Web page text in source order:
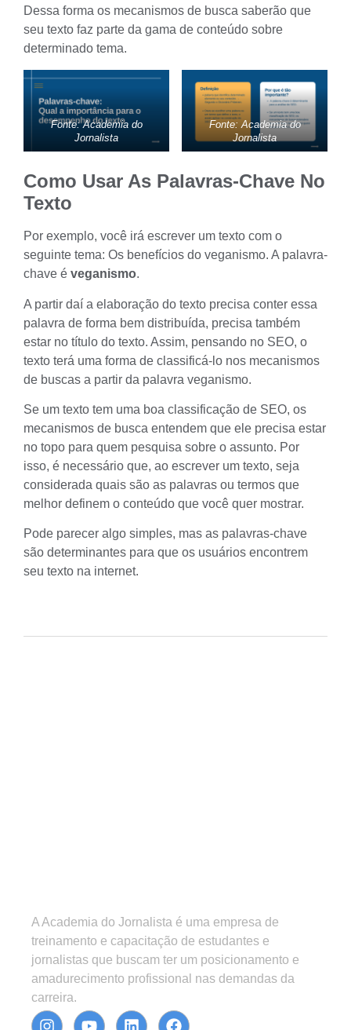
Dessa forma os mecanismos de busca saberão que
seu texto faz parte da gama de conteúdo sobre
determinado tema.
Fonte: Academia do
Jornalista
Fonte: Academia do
Jornalista
Como Usar As Palavras-Chave No
Texto
Por exemplo, você irá escrever um texto com o
seguinte tema: Os benefícios do veganismo. A palavra-
chave é veganismo.
A partir daí a elaboração do texto precisa conter essa
palavra de forma bem distribuída, precisa também
estar no título do texto. Assim, pensando no SEO, o
texto terá uma forma de classificá-lo nos mecanismos
de buscas a partir da palavra veganismo.
Se um texto tem uma boa classificação de SEO, os
mecanismos de busca entendem que ele precisa estar
no topo para quem pesquisa sobre o assunto. Por
isso, é necessário que, ao escrever um texto, seja
considerada quais são as palavras ou termos que
melhor definem o conteúdo que você quer mostrar.
Pode parecer algo simples, mas as palavras-chave
são determinantes para que os usuários encontrem
seu texto na internet.
A Academia do Jornalista é uma empresa de
treinamento e capacitação de estudantes e
jornalistas que buscam ter um posicionamento e
amadurecimento profissional nas demandas da
carreira.